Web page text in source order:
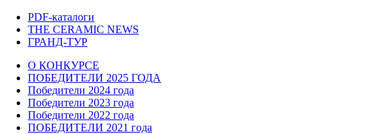
PDF-каталоги
THE CERAMIC NEWS
ГРАНД-ТУР
О КОНКУРСЕ
ПОБЕДИТЕЛИ 2025 ГОДА
Победители 2024 года
Победители 2023 года
Победители 2022 года
ПОБЕДИТЕЛИ 2021 года